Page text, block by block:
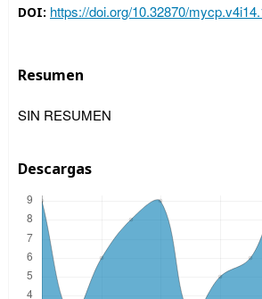
DOI: https://doi.org/10.32870/
Resumen
SIN RESUMEN
Descargas